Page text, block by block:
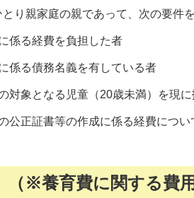
り親家庭の親であって、次の要件
係る経費を負担した者
係る債務名義を有している者
対象となる児童（20歳未満）を現
公正証書等の作成に係る経費につ
（※養育費に関する費